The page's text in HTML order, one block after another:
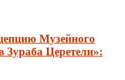
Музейного
Зураба Церетели»: